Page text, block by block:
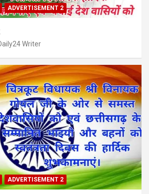
ADVERTISEMENT 2
Writer
ADVERTISEMENT 2